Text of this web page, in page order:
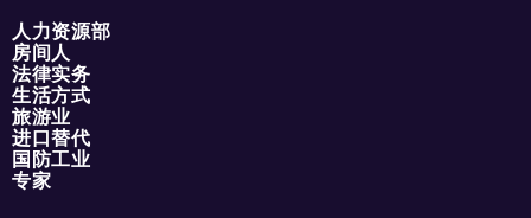
人力资源部
房间人
法律实务
生活方式
旅游业
进口替代
国防工业
专家